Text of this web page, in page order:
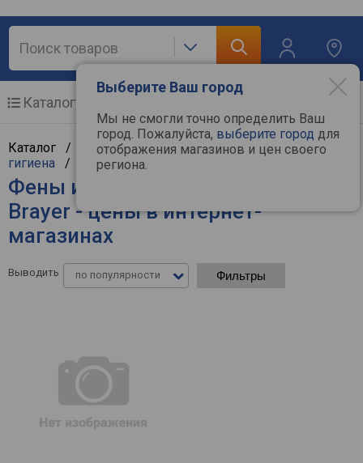
Выберите Ваш город
Мы не смогли точно определить Ваш
город. Пожалуйста, выберите город для
отображения магазинов и цен своего
региона.
Каталог
Каталог / Мелкая бытовая техника/ Красота и
гигиена / Фены и приборы для укладки
Фены и приборы для укладки
Brayer - цены в интернет-
магазинах
Выводить по популярности Фильтры